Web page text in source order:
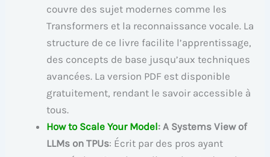
couvre des sujet modernes comme les
Transformers et la reconnaissance vocale. La
structure de ce livre facilite l’apprentissage,
des concepts de base jusqu’aux techniques
avancées. La version PDF est disponible
gratuitement, rendant le savoir accessible à
tous.
How to Scale Your Model: A Systems View of
LLMs on TPUs: Écrit par des pros ayant